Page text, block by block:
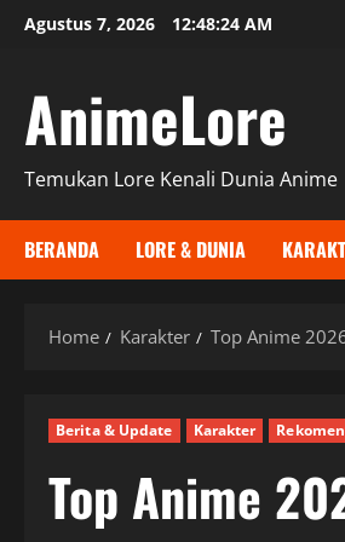
SkipAgustus 7, 2026 12:48:25 AM
AnimeLore
Temukan Lore Kenali Dunia Anime
BERANDA LORE & DUNIA
Home Karakter Top Anime
Berita & Update Karakter
Top Anime